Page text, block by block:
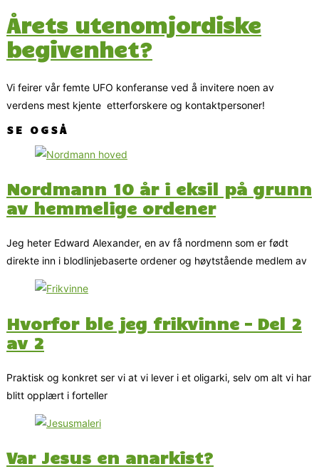
Årets utenomjordiske
begivenhet?
Vi feirer vår femte UFO konferanse ved å invitere noen av
verdens mest kjente etterforskere og kontaktpersoner!
SE OGSÅ
Nordmann 10 år i eksil på grunn
av hemmelige ordener
Jeg heter Edward Alexander, en av få nordmenn som er født
direkte inn i blodlinjebaserte ordener og høytstående medlem av
Hvorfor ble jeg frikvinne – Del 2
av 2
Praktisk og konkret ser vi at vi lever i et oligarki, selv om alt vi har
blitt opplært i forteller
Var Jesus en anarkist?